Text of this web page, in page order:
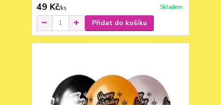
49 Kč/ks Skladem
Přidat do košíku